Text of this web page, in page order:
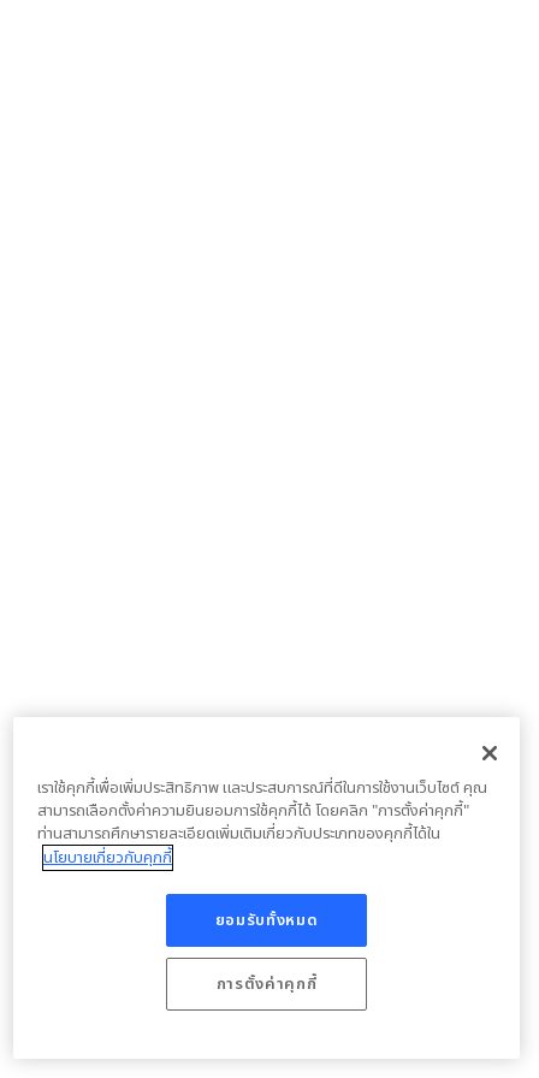
เราใช้คุกกี้เพื่อเพิ่มประสิทธิภาพ และประสบการณ์ที่ดีในการใช้งานเว็บไซต์ คุณ
สามารถเลือกตั้งค่าความยินยอมการใช้คุกกี้ได้ โดยคลิก "การตั้งค่าคุกกี้"
ท่านสามารถศึกษารายละเอียดเพิ่มเติมเกี่ยวกับประเภทของคุกกี้ได้ใน
นโยบายเกี่ยวกับคุกกี้
ยอมรับทั้งหมด
การตั้งค่าคุกกี้